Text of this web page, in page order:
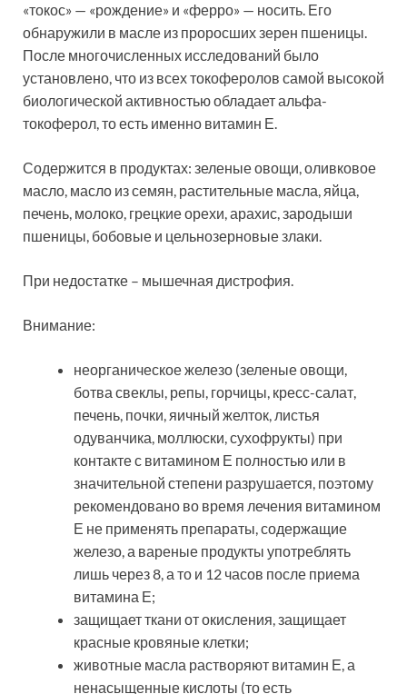
«токос» — «рождение» и «ферро» — носить. Его
обнаружили в масле из проросших зерен пшеницы.
После многочисленных исследований было
установлено, что из всех токоферолов самой высокой
биологической активностью обладает альфа-
токоферол, то есть именно витамин Е.
Содержится в продуктах: зеленые овощи, оливковое
масло, масло из семян, растительные масла, яйца,
печень, молоко, грецкие орехи, арахис, зародыши
пшеницы, бобовые и цельнозерновые злаки.
При недостатке – мышечная дистрофия.
Внимание:
неорганическое железо (зеленые овощи,
ботва свеклы, репы, горчицы, кресс-салат,
печень, почки, яичный желток, листья
одуванчика, моллюски, сухофрукты) при
контакте с витамином Е полностью или в
значительной степени разрушается, поэтому
рекомендовано во время лечения витамином
Е не применять препараты, содержащие
железо, а вареные продукты употреблять
лишь через 8, а то и 12 часов после приема
витамина Е;
защищает ткани от окисления, защищает
красные кровяные клетки;
животные масла растворяют витамин Е, а
ненасыщенные кислоты (то есть